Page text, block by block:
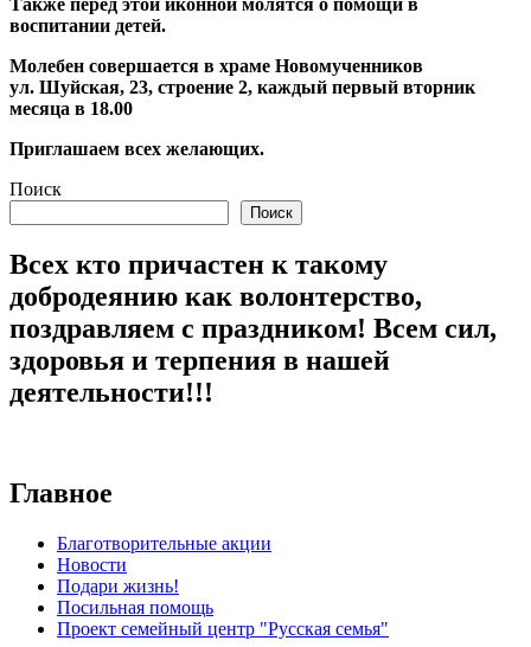
Также перед этой иконной молятся о помощи в
воспитании детей.
Молебен совершается в храме Новомученников
ул. Шуйская, 23, строение 2, каждый первый вторник
месяца в 18.00
Приглашаем всех желающих.
Поиск
Поиск
Всех кто причастен к такому
добродеянию как волонтерство,
поздравляем с праздником! Всем сил,
здоровья и терпения в нашей
деятельности!!!
Главное
Благотворительные акции
Новости
Подари жизнь!
Посильная помощь
Проект семейный центр "Русская семья"